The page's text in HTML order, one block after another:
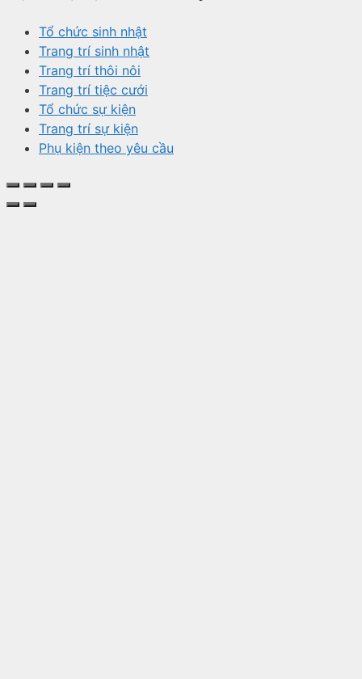
Tổ chức sinh nhật
Trang trí sinh nhật
Trang trí thôi nôi
Trang trí tiệc cưới
Tổ chức sự kiện
Trang trí sự kiện
Phụ kiện theo yêu cầu